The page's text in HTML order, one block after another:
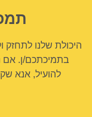
היכולת שלנו לתחזק
בתמיכתכם/ן. אם
להועיל, אנא